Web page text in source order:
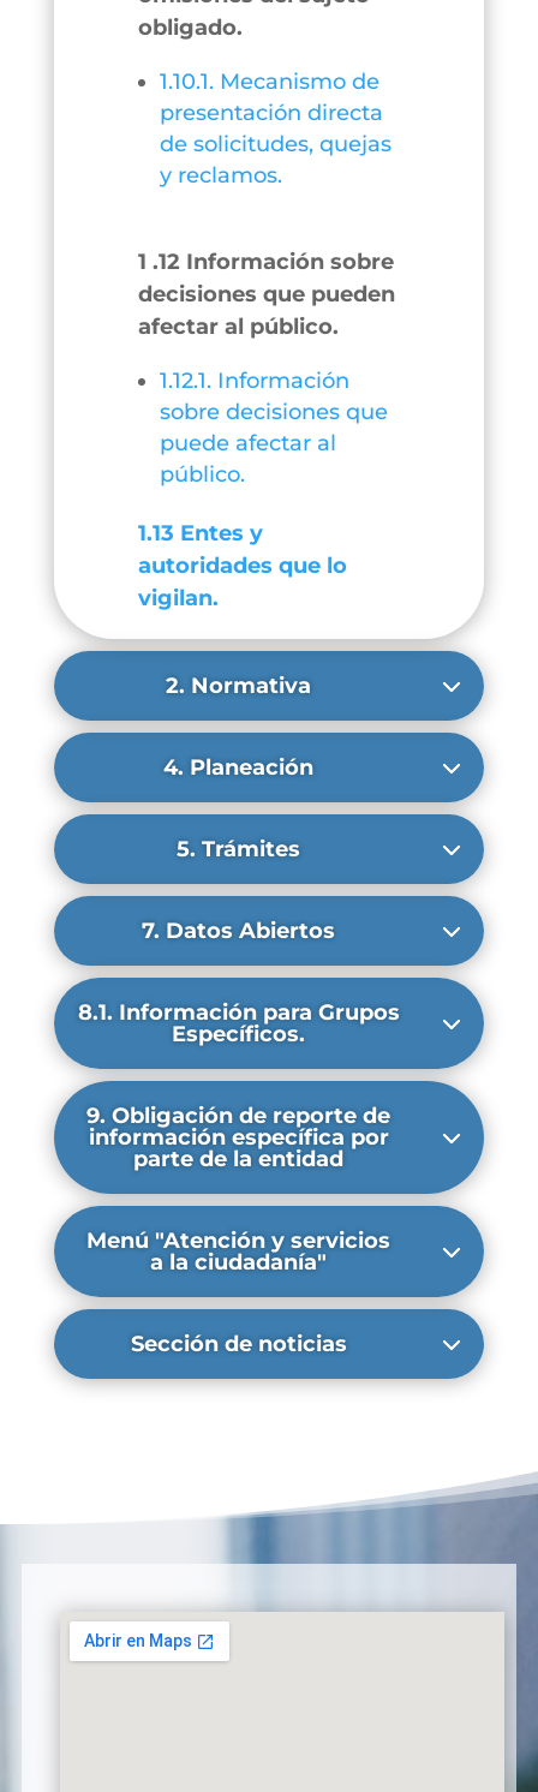
obligado.
1.10.1. Mecanismo de
presentación directa
de solicitudes, quejas
y reclamos.
1 .12 Información sobre
decisiones que pueden
afectar al público.
1.12.1. Información
sobre decisiones que
puede afectar al
público.
1.13 Entes y
autoridades que lo
vigilan.
2. Normativa
4. Planeación
5. Trámites
7. Datos Abiertos
8.1. Información para Grupos
Específicos.
9. Obligación de reporte de
información específica por
parte de la entidad
Menú "Atención y servicios
a la ciudadanía"
Sección de noticias